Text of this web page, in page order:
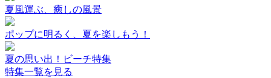
夏風運ぶ、癒しの風景
ポップに明るく、夏を楽しもう！
夏の思い出！ビーチ特集
特集一覧を見る